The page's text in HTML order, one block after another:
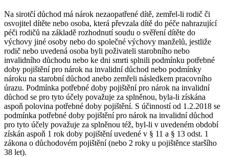
Na sirotčí důchod má nárok nezaopatřené dítě, zemřel-li rodič či
osvojitel dítěte nebo osoba, která převzala dítě do péče nahrazující
péči rodičů na základě rozhodnutí soudu o svěření dítěte do
výchovy jiné osoby nebo do společné výchovy manželů, jestliže
rodič nebo uvedená osoba byli poživateli starobního nebo
invalidního důchodu nebo ke dni smrti splnili podmínku potřebné
doby pojištění pro nárok na invalidní důchod nebo podmínky
nároku na starobní důchod anebo zemřeli následkem pracovního
úrazu. Podmínka potřebné doby pojištění pro nárok na invalidní
důchod se pro tyto účely považuje za splněnou, byla-li získána
aspoň polovina potřebné doby pojištění. S účinností od 1.2.2018 se
podmínka potřebné doby pojištění pro nárok na invalidní důchod
pro tyto účely považuje za splněnou též, byl-li v uvedeném období
získán aspoň 1 rok doby pojištění uvedené v § 11 a § 13 odst. 1
zákona o důchodovém pojištění (nebo 2 roky u pojištěnce staršího
38 let).